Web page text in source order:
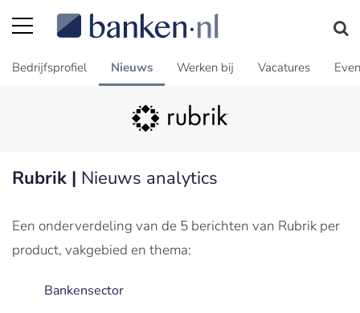
Bedrijfsprofiel Nieuws Werken bij Vacatures
Rubrik | Nieuws analytics
Een onderverdeling van de 5 berichten van Rubrik per
product, vakgebied en thema:
Bankensector